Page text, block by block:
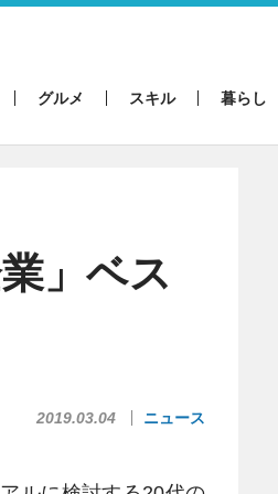
グルメ スキル 暮らし
」ベス
2019.03.04 ニュース